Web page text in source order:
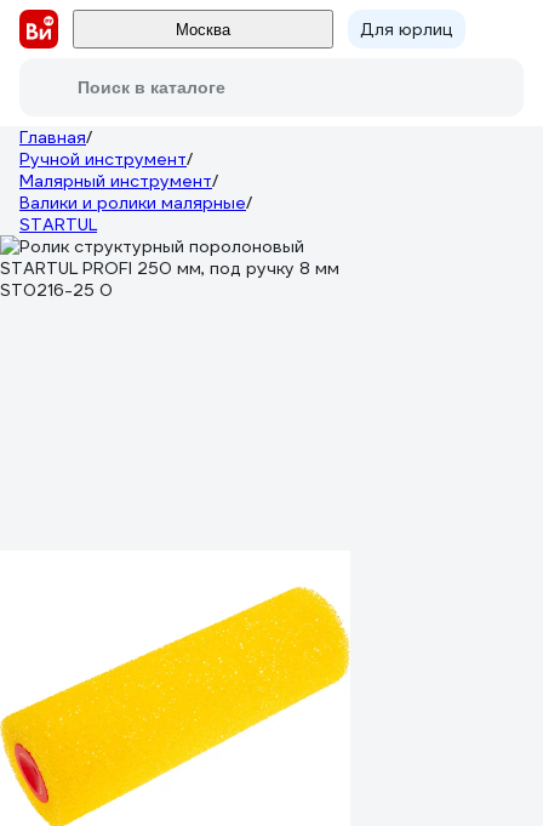
Москва Для юрлиц
Поиск в каталоге
Главная/
Ручной инструмент/
Малярный инструмент/
Валики и ролики малярные/
STARTUL